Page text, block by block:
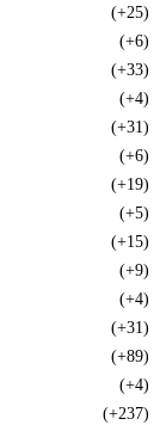
(+25)
(+6)
(+33)
(+4)
(+31)
(+6)
(+19)
(+5)
(+15)
(+9)
(+4)
(+31)
(+89)
(+4)
(+237)